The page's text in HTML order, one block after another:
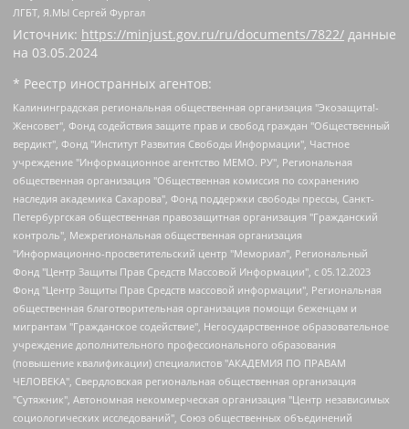
ЛГБТ, Я.МЫ Сергей Фургал
Источник: https://minjust.gov.ru/ru/documents/7822/ данные
на 03.05.2024
* Реестр иностранных агентов:
Калининградская региональная общественная организация "Экозащита!-Женсовет", Фонд содействия защите прав и свобод граждан "Общественный вердикт", Фонд "Институт Развития Свободы Информации", Частное учреждение "Информационное агентство МЕМО. РУ", Региональная общественная организация "Общественная комиссия по сохранению наследия академика Сахарова", Фонд поддержки свободы прессы, Санкт-Петербургская общественная правозащитная организация "Гражданский контроль", Межрегиональная общественная организация "Информационно-просветительский центр "Мемориал", Региональный Фонд "Центр Защиты Прав Средств Массовой Информации", с 05.12.2023 Фонд "Центр Защиты Прав Средств массовой информации", Региональная общественная благотворительная организация помощи беженцам и мигрантам "Гражданское содействие", Негосударственное образовательное учреждение дополнительного профессионального образования (повышение квалификации) специалистов "АКАДЕМИЯ ПО ПРАВАМ ЧЕЛОВЕКА", Свердловская региональная общественная организация "Сутяжник", Автономная некоммерческая организация "Центр независимых социологических исследований", Союз общественных объединений "Российский исследовательский центр по правам человека", Региональное общественное учреждение научно-информационный центр "МЕМОРИАЛ", Некоммерческая организация "Фонд защиты гласности", Автономная некоммерческая организация "Институт прав человека", Городская общественная организация "Екатеринбургское общество "МЕМОРИАЛ", Городская общественная организация "Рязанское историко-просветительское и правозащитное общество "Мемориал" (Рязанский Мемориал), Челябинский региональный орган общественной самодеятельности – женское общественное объединение "Женщины Евразии", Челябинский региональный орган общественной самодеятельности "Уральская правозащитная группа", Фонд содействия защите здоровья и социальной справедливости имени Андрея Рылькова, Автономная Некоммерческая Организация "Аналитический Центр Юрия Левады", Автономная некоммерческая организация социальной поддержки населения "Проект Апрель", Региональная общественная организация помощи женщинам и детям, находящимся в кризисной ситуации "Информационно-методический центр "Анна", Фонд содействия развитию массовых коммуникаций и правовому просвещению "Так-так-Так", Фонд содействия устойчивому развитию "Серебряная тайга", Свердловский региональный общественный фонд социальных проектов "Новое время", "Idel.Реалии", Кавказ.Реалии, Крым.Реалии, Телеканал Настоящее Время, Татаро-башкирская служба Радио Свобода (Azatliq Radiosi), Радио Свободная Европа/Радио Свобода (PCE/PC), "Сибирь.Реалии", "Фактограф", Благотворительный фонд помощи осужденным и их семьям, Автономная некоммерческая организация "Институт глобализации и социальных движений", Фонд "В защиту прав заключенных", Частное учреждение "Центр поддержки и содействия развитию средств массовой информации", Пензенский региональный общественный благотворительный фонд "Гражданский союз", "Север.Реалии", Некоммерческая организация Фонд "Правовая инициатива", Общество с ограниченной ответственностью "Радио Свободная Европа/Радио Свобода", Чешское информационное агентство "MEDIUM-ORIENT", Красноярская региональная общественная организация "Мы против СПИДа", Камалягин Денис Николаевич, Маркелов Сергей Евгеньевич, Пономарев Лев Александрович, Савицкая Людмила Алексеевна, Автономная некоммерческая организация "Центр по работе с проблемой насилия "НАСИЛИЮ.НЕТ", Межрегиональный профессиональный союз работников здравоохранения "Альянс врачей", Юридическое лицо, зарегистрированное в Латвийской Республике, SIA "Medusa Project" (регистрационный номер 40103797863, дата регистрации 10.06.2014), Некоммерческая организация "Фонд по борьбе с коррупцией", Автономная некоммерческая организация "Институт права и публичной политики", Баданин Роман Сергеевич, Гликин Максим Александрович, Железнова Мария Михайловна, Лукьянова Юлия Сергеевна, Маетная Елизавета Витальевна, Маняхин Петр Борисович, Чуракова Ольга Владимировна, Ярош Юлия Петровна, Юридическое лицо "The Insider SIA", зарегистрированное в Риге, Латвийская Республика (дата регистрации 26.06.2015), являющееся администратором доменного имени интернет-издания "The Insider SIA", https://theins.ru, Постернак Алексей Евгеньевич, Рубин Михаил Аркадьевич, Анин Роман Александрович, Юридическое лицо Istories fonds, зарегистрированное в Латвийской Республике (регистрационный номер 50008295751, дата регистрации 24.02.2020), Великовский Дмитрий Александрович, Долинина Ирина Николаевна, Мароховская Алеся Алексеевна, Шлейнов Роман Юрьевич, Шмагун Олеся Валентиновна, Общество с ограниченной ответственностью "Альтаир 2021", Общество с ограниченной ответственностью "Вега 2021", Общество с ограниченной ответственностью "Главный редактор 2021", Общество с ограниченной ответственностью "Ромашки монолит", Важенков Артем Валерьевич, Ивановская областная общественная организация "Центр гендерных исследований", Гурман Юрий Альбертович, Медиапроект "ОВД-Инфо", Егоров Владимир Владимирович, Жилинский Владимир Александрович, Общество с ограниченной ответственностью "ЗП", Иванова София Юрьевна, Карезина Инна Павловна, Кильтау Екатерина Викторовна, Петров Алексей Викторович, Пискунов Сергей Евгеньевич, Смирнов Сергей Сергеевич, Тихонов Михаил Сергеевич, Общество с ограниченной ответственностью "ЖУРНАЛИСТ-ИНОСТРАННЫЙ АГЕНТ", Арапова Галина Юрьевна, Вольтская Татьяна Анатольевна, Американская компания "Mason G.E.S. Anonymous Foundation" (США), являющаяся владельцем интернет-издания https://mnews.world/, Компания "Stichting Bellingcat", зарегистрированная в Нидерландах (дата регистрации 11.07.2018), Захаров Андрей Вячеславович, Клепиковская Екатерина Дмитриевна, Общество с ограниченной ответственностью "МЕМО", Перл Роман Александрович, Симонов Евгений Алексеевич, Соловьева Елена Анатольевна, Сотников Даниил Владимирович, Сурначева Елизавета Дмитриевна, Автономная некоммерческая организация по защите прав человека и информированию населения "Якутия – Наше Мнение", Общество с ограниченной ответственностью "Москоу диджитал медиа", с 26.01.2023 Общество с ограниченной ответственностью "Чайка Белые сады", Ветошкина Валерия Валерьевна, Заговора Максим Александрович, Межрегиональное общественное движение "Российская ЛГБТ - сеть", Оленичев Максим Владимирович, Павлов Иван Юрьевич, Скворцова Елена Сергеевна, Общество с ограниченной ответственностью "Как бы инагент", Кочетков Игорь Викторович, Общество с ограниченной ответственностью "Честные выборы", Еланчик Олег Александрович, Общество с ограниченной ответственностью "Нобелевский призыв", Гималова Регина Эмилевна, Григорьев Андрей Валерьевич, Григорьева Алина Александровна, Ассоциация по содействию защите прав призывников, альтернативнослужащих и военнослужащих "Правозащитная группа "Гражданин.Армия.Право", Хисамова Регина Фаритовна, Автономная некоммерческая организация по реализации социально-правовых программ "Лилит", Дальневосточное общественное движение "Маяк", Санкт-Петербургская ЛГБТ-инициативная группа "Выход", Инициативная группа ЛГБТ+ "Реверс", Алексеев Андрей Викторович, Бекбулатова Таисия Львовна, Беляев Иван Михайлович, Владыкина Елена Сергеевна, Гельман Марат Александрович, Никульшина Вероника Юрьевна, Толоконникова Надежда Андреевна, Шендерович Виктор Анатольевич, Общество с ограниченной ответственностью "Данное сообщение", Общество с ограниченной ответственностью Издательский дом "Новая глава", Айнбиндер Александра Александровна, Московский комьюнити-центр для ЛГБТ+инициатив, Благотворительный фонд развития филантропии, Deutsche Welle (Германия, Kurt-Schumacher-Strasse 3, 53113 Bonn), Борзунова Мария Михайловна, Воробьев Виктор Викторович, Голубева Анна Львовна, Константинова Алла Михайловна, Малкова Ирина Владимировна, Мурадов Мурад Абдулгалимович, Осетинская Елизавета Николаевна, Понасенков Евгений Николаевич, Ганапольский Матвей Юрьевич, Киселев Евгений Алексеевич, Борухович Ирина Григорьевна, Дремин Иван Тимофеевич, Дубровский Дмитрий Викторович, Красноярская региональная общественная организация поддержки и развития альтернативных образовательных технологий и межкультурных коммуникаций "ИНТЕРРА", Маяковская Екатерина Алексеевна, Фейгин Марк Захарович, Филимонов Андрей Викторович, Дзугкоева Регина Николаевна, Доброхотов Роман Александрович, Дудь Юрий Александрович, Елкин Сергей Владимирович, Кругликов Кирилл Игоревич, Сабунаева Мария Леонидовна, Семенов Алексей Владимирович, Шаинян Карен Багратович, Шульман Екатерина Михайловна, Асафьев Артур Валерьевич, Вахштайн Виктор Семенович, Венедиктов Алексей Алексеевич, Лушникова Екатерина Евгеньевна, Волков Леонид Михайлович, Невзоров Александр Глебович, Пархоменко Сергей Борисович, Сироткин Ярослав Николаевич, Кара-Мурза Владимир Владимирович, Баранова Наталья Владимировна, Гозман Леонид Яковлевич, Кагарлицкий Борис Юльевич, Климарев Михаил Валерьевич, Милов Владимир Станиславович, Автономная некоммерческая организация Краснодарский центр современного искусства "Типография", Моргенштерн Алишер Тагирович, Соболь Любовь Эдуардовна, Общество с ограниченной ответственностью "ЛИЗА НОРМ", Каспаров Гарри Кимович, Ходорковский Михаил Борисович, Общество с ограниченной ответственностью "Апрельские тезисы", Данилович Ирина Брониславовна, Кашин Олег Владимирович, Петров Николай Владимирович, Пивоваров Алексей Владимирович, Соколов Михаил Владимирович, Цветкова Юлия Владимировна, Чичваркин Евгений Александрович, Комитет против пыток/Команда против пыток, Общество с ограниченной ответственностью "Первый научный", Общество с ограниченной ответственностью "Вертолет и ко", Белоцерковская Вероника Борисовна, Кац Максим Евгеньевич, Лазарева Татьяна Юрьевна, Шаведдинов Руслан Табризович, Яшин Илья Валерьевич, Общество с ограниченной ответственностью "Иноагент ААВ", Алешковский Дмитрий Петрович, Альбац Евгения Марковна, Быков Дмитрий Львович, Галямина Юлия Евгеньевна, Лойко Сергей Леонидович, Мартынов Кирилл Константинович, Медведев Сергей Александрович, Крашенинников Федор Геннадиевич, Гордеева Катерина Вл